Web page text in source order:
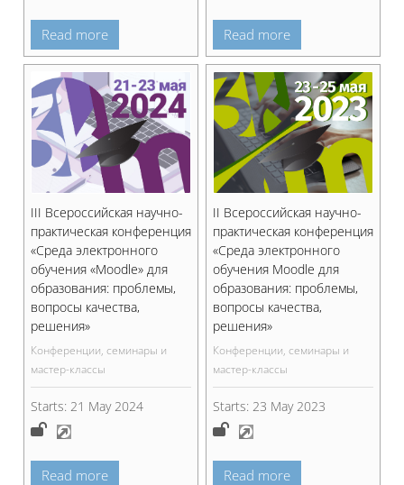
Read more Read more
III Всероссийская научно-
практическая конференция
«Среда электронного
обучения «Moodle» для
образования: проблемы,
вопросы качества,
решения»
Конференции, семинары и
мастер-классы
Starts: 21 May 2024
Read more
II Всероссийская научно-
практическая конференция
«Среда электронного
обучения Moodle для
образования: проблемы,
вопросы качества,
решения»
Конференции, семинары и
мастер-классы
Starts: 23 May 2023
Read more